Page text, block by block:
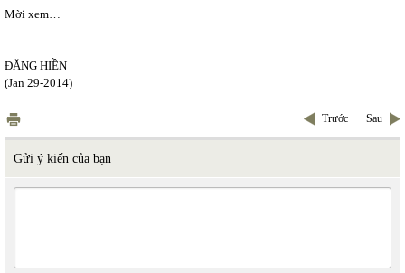
Mời xem…
ĐẶNG HIỀN
(Jan 29-2014)
Trước Sau
Gửi ý kiến của bạn